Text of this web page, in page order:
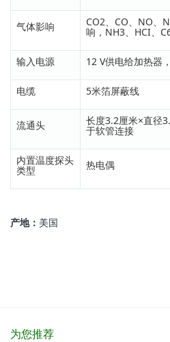
气体影响 CO2、CO、NO、
响，NH3、HCI、
输入电源 12 V供电给加热器
电缆 5米箔屏蔽线
流通头 长度3.2厘米×直径
于软管连接
内置温度探头
类型 热电偶
产地： 美国
为您推荐